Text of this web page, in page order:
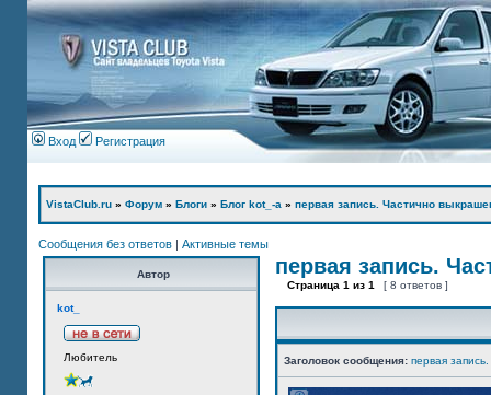
Вход Регистрация
VistaClub.ru » Форум » Блоги » Блог kot_-а » первая запись. Частично
Сообщения без ответов | Активные темы
Автор
kot_
Любитель
первая запись.
Страница 1 из 1 [ 8 ответов ]
Заголовок сообщения: первая